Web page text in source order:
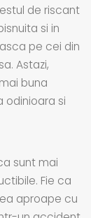
de riscant
si in
pe cei din
Astazi,
buna
odinioara si
sunt mai
Fie ca
aproape cu